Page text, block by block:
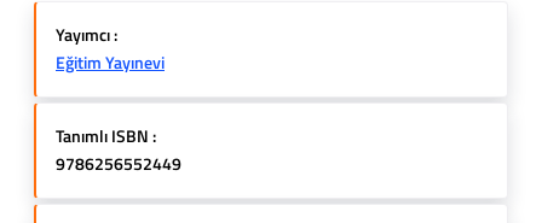
Yayımcı :
Eğitim Yayınevi
Tanımlı ISBN :
9786256552449